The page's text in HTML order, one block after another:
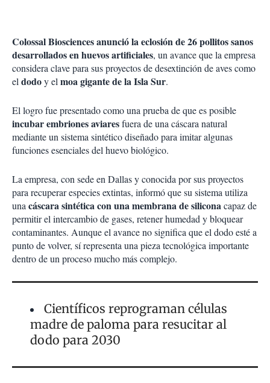
Colossal Biosciences anunció la eclosión de 26 pollitos sanos
desarrollados en huevos artificiales, un avance que la empresa
considera clave para sus proyectos de desextinción de aves como
eldodoy elmoa gigante de la Isla Sur.
El logro fue presentado como una prueba de que es posible
incubar embriones aviaresfuera de una cáscara natural
mediante un sistema sintético diseñado para imitar algunas
funciones esenciales del huevo biológico.
La empresa, con sede en Dallas y conocida por sus proyectos
para recuperar especies extintas, informó que su sistema utiliza
unacáscara sintética con una membrana de siliconacapaz de
permitir el intercambio de gases, retener humedad y bloquear
contaminantes. Aunque el avance no significa que el dodo esté a
punto de volver, sí representa una pieza tecnológica importante
dentro de un proceso mucho más complejo.
Científicos reprograman células
madre de paloma para resucitar al
dodo para 2030